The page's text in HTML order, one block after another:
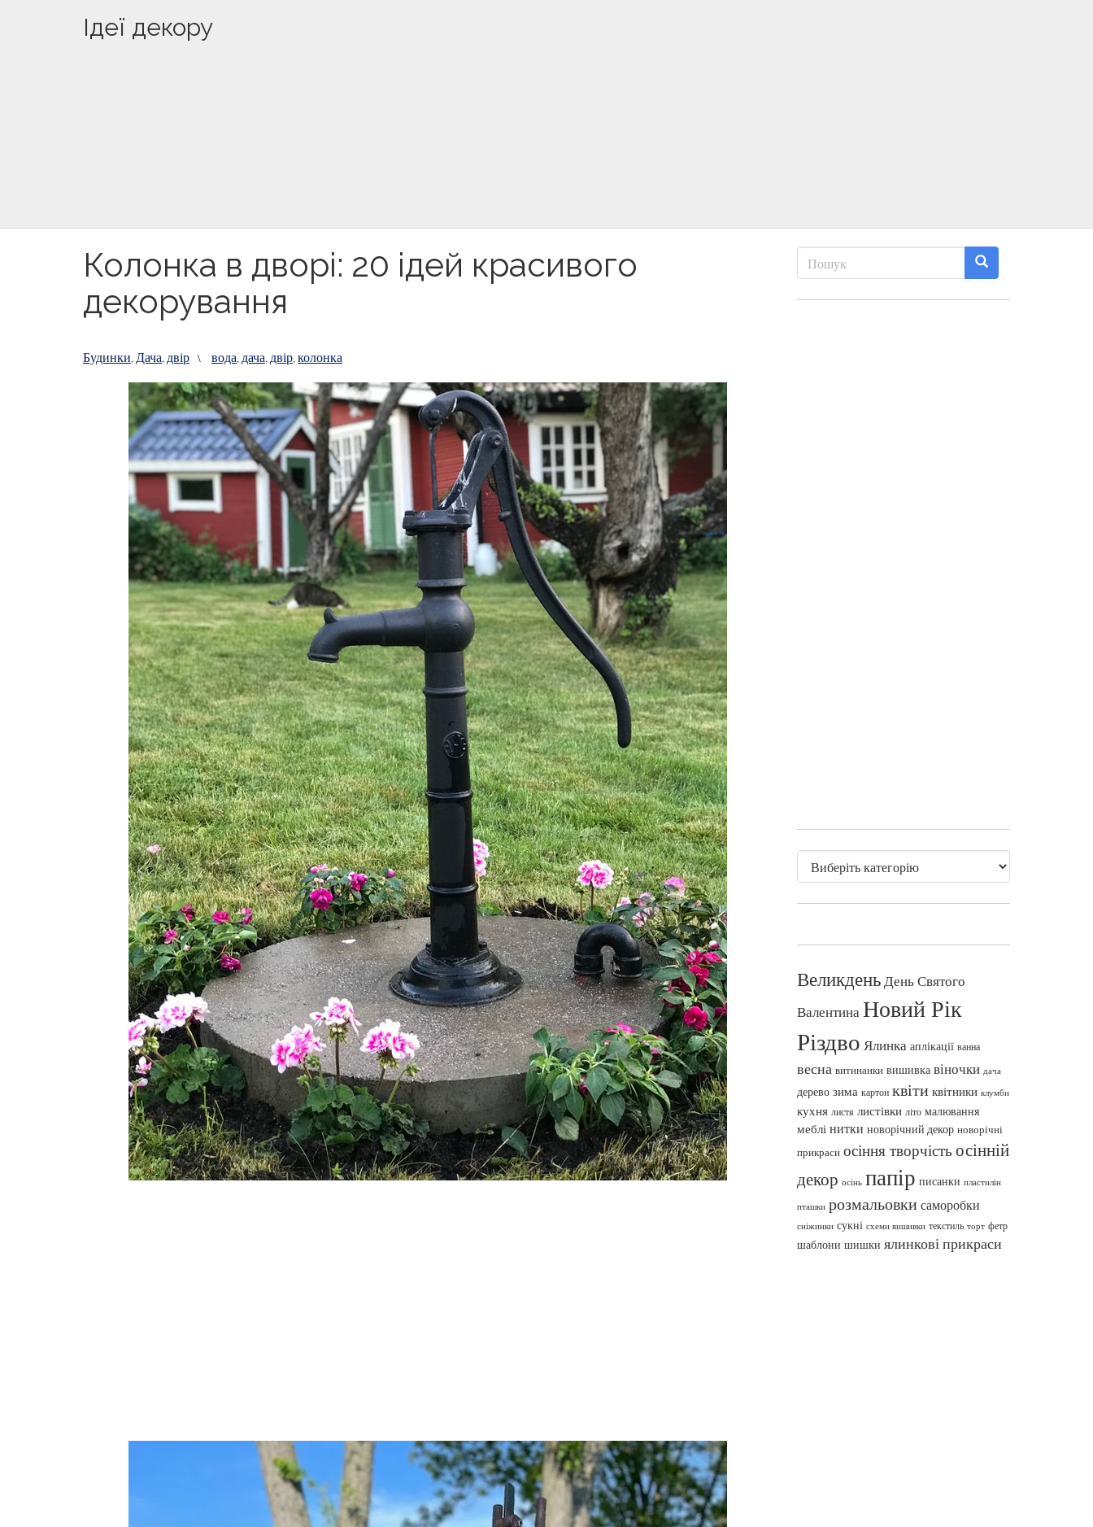
Ідеї декору
Колонка в дворі: 20 ідей красивого
декорування
Будинки, Дача, двір \ вода, дача, двір,колонка
ВеликденьДень Святого
ВалентинаНовий Рік
Різдво Ялинка аплікації ванна
весна витинанки вишивка віночки дача
дерево зима картон квіти квітники клумби
кухня листя листівки літо малювання
меблі нитки новорічний декор новорічні
прикраси осіння творчість осінній
декор осінь папір писанки пластилін
пташки розмальовки саморобки
сніжинки сукні схеми вишивки текстиль торт фетр
шаблони шишки ялинкові прикраси